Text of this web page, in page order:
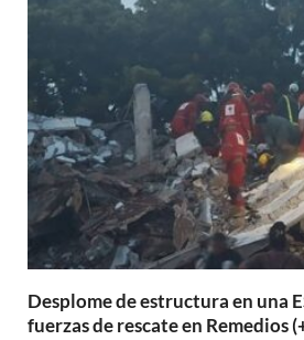
Desplome de estructura en una
fuerzas de rescate en Remedios